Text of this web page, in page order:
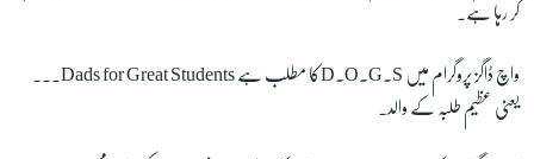
زبان
کر رہا ہے۔
واچ ڈاگز پروگرام میں D.O.G.Sکا مطلب ہے Dads for Great Students
یعنی عظیم طلبہ کے والد۔